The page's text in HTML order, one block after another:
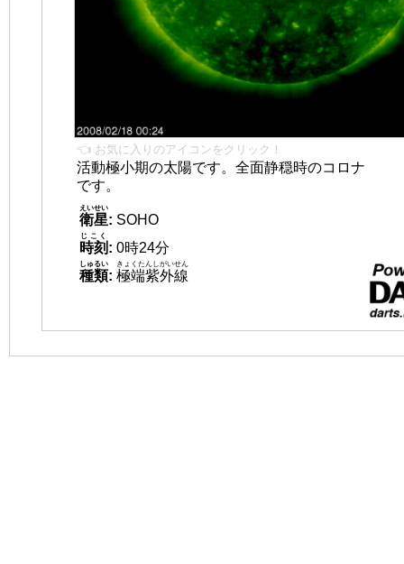
👈 お気に入りのアイコンをクリック！
活動極小期の太陽です。全面静穏時のコロナ
です。
衛星
えいせい
: SOHO
時刻
じこく
: 0時24分
種類
しゅるい
: 極端紫外線
きょくたんしがいせん